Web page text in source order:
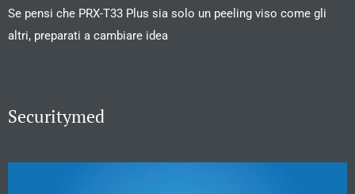
Se pensi che PRX-T33 Plus sia solo un peeling viso come gli
altri, preparati a cambiare idea
Securitymed